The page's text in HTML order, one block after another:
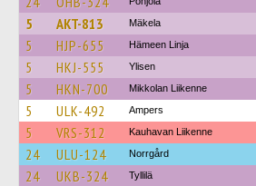
5 AKT-813 Mäkela
5 HJP-655 Hämeen Linja
5 HKJ-555 Ylisen
5 HKN-700 Mikkolan Liikenne
5 ULK-492 Ampers
5 VRS-312 Kauhavan Liikenne
24 ULU-124 Norrgård
24 UKB-324 Tyllilä